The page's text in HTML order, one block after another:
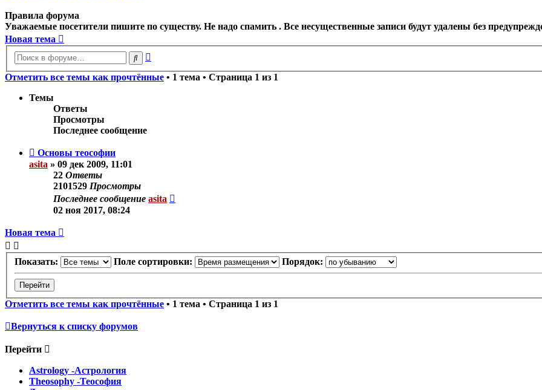
Правила форума
Уважаемые посетители пишите по существу. Не надо спамить . Все несущественные записи будут удалены без
Новая тема
Поиск
Отметить все темы как прочтённые • 1 тема • Страница 1 из 1
Темы
Ответы
Просмотры
Последнее сообщение
Основы теософии
asita » 09 дек 2009, 11:01
22 Ответы
2101529 Просмотры
Последнее сообщение asita
02 ноя 2017, 08:24
Новая тема
Показать: Поле сортировки: Порядок:
Отметить все темы как прочтённые • 1 тема • Страница 1 из 1
Вернуться к списку форумов
Перейти
Astrology -Астрология
Theosophy -Теософия